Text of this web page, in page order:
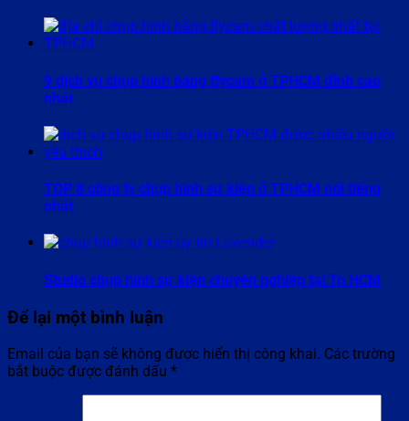
9 dịch vụ chụp hình bằng flycam ở TPHCM đỉnh cao
nhất
TOP 8 công ty chụp hình sự kiện ở TPHCM nổi tiếng
nhất
Studio chụp hình sự kiện chuyên nghiệp tại Tp HCM
Để lại một bình luận
Email của bạn sẽ không được hiển thị công khai. Các trường
bắt buộc được đánh dấu *